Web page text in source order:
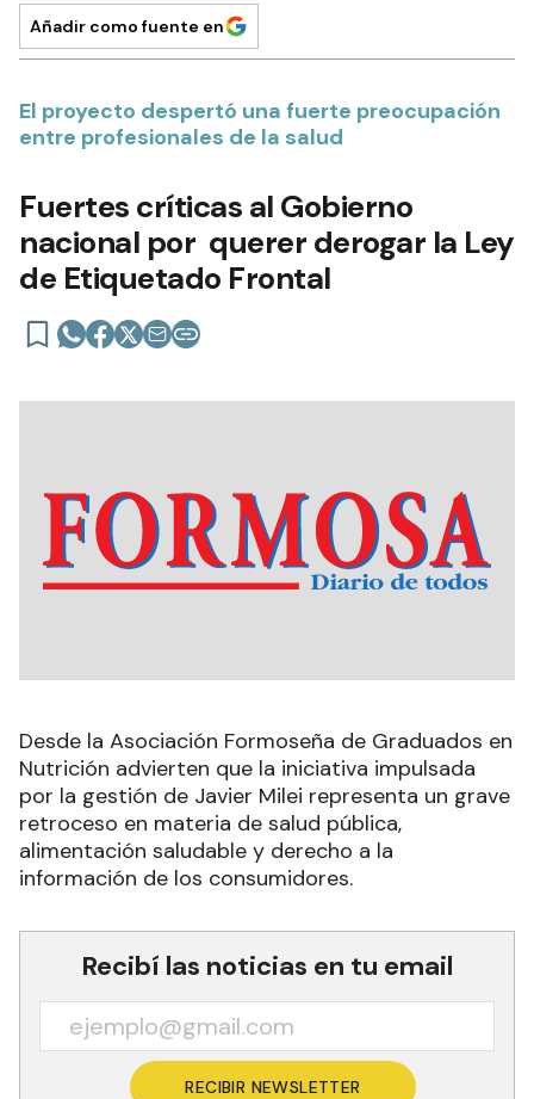
Añadir como fuente en
El proyecto despertó una fuerte preocupación
entre profesionales de la salud
Fuertes críticas al Gobierno
nacional por querer derogar la Ley
de Etiquetado Frontal
Desde la Asociación Formoseña de Graduados en
Nutrición advierten que la iniciativa impulsada
por la gestión de Javier Milei representa un grave
retroceso en materia de salud pública,
alimentación saludable y derecho a la
información de los consumidores.
Recibí las noticias en tu email
RECIBIR NEWSLETTER